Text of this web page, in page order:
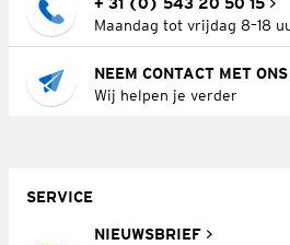
Maandag tot vrijdag 8–18
NEEM CONTACT MET
Wij helpen je verder
SERVICE
NIEUWSBRIEF